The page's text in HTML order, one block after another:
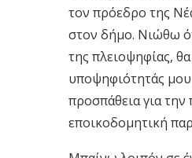
τον πρόεδρο της
στον δήμο. Νιώθω
της πλειοψηφίας,
υποψηφιότητάς μου
προσπάθεια για
εποικοδομητική